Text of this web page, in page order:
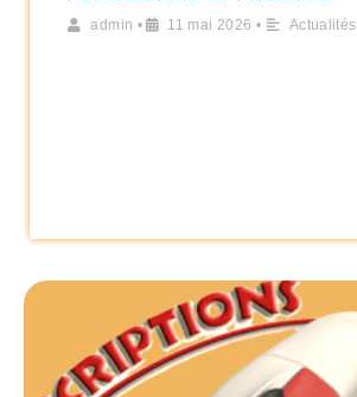
admin • 11 mai 2026 • Actualités